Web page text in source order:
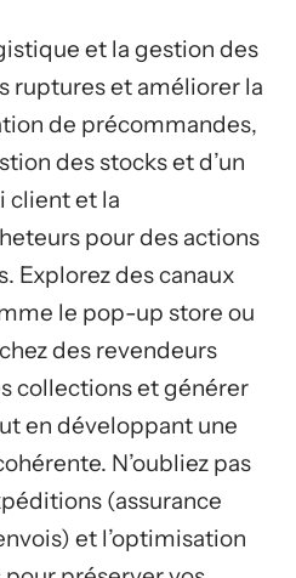
et la gestion des
ruptures et améliorer la
de précommandes,
des stocks et d’un
client et la
pour des actions
Explorez des canaux
le pop-up store ou
des revendeurs
collections et générer
en développant une
N’oubliez pas
(assurance
et l’optimisation